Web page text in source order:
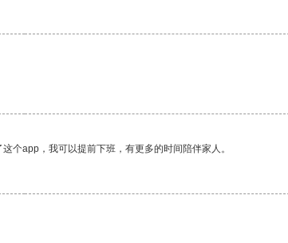
个app，我可以提前下班，有更多的时间陪伴家人。